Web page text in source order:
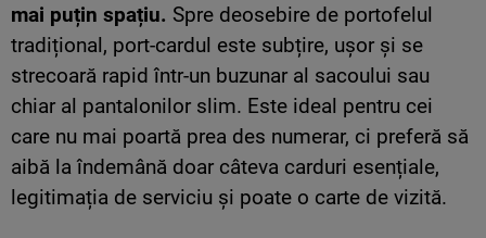
mai puțin spațiu. Spre deosebire de portofelul
tradițional, port-cardul este subțire, ușor și se
strecoară rapid într-un buzunar al sacoului sau
chiar al pantalonilor slim. Este ideal pentru cei
care nu mai poartă prea des numerar, ci preferă să
aibă la îndemână doar câteva carduri esențiale,
legitimația de serviciu și poate o carte de vizită.